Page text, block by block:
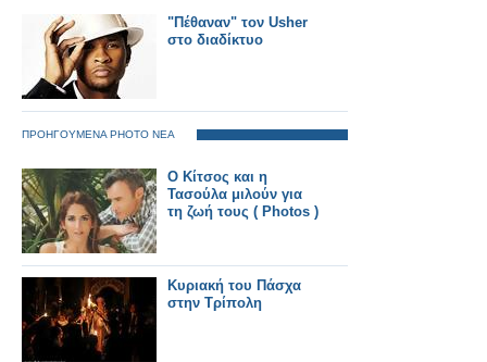
"Πέθαναν" τον Usher
στο διαδίκτυο
ΠΡΟΗΓΟΥΜΕΝΑ PHOTO ΝΕΑ
Ο Κίτσος και η
Τασούλα μιλούν για
τη ζωή τους ( Photos )
Κυριακή του Πάσχα
στην Τρίπολη